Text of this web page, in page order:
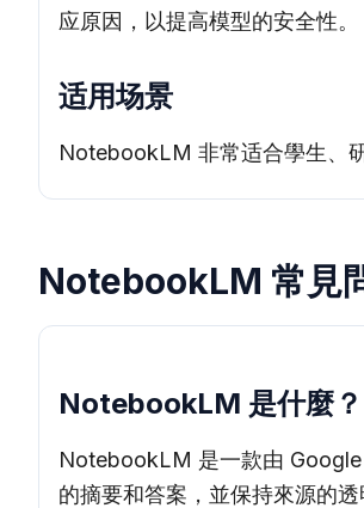
应原因，以提高模型的安全性。
适用场景
NotebookLM 非常适合學生、
NotebookLM 常見
NotebookLM 是什麼？
NotebookLM 是一款由 Google
的摘要和答案，並保持來源的透